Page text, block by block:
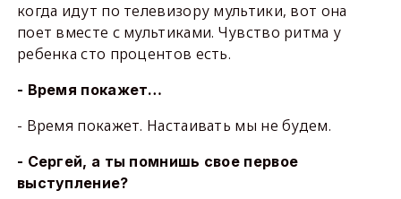
когда идут по телевизору мультики, вот она
поет вместе с мультиками. Чувство ритма у
ребенка сто процентов есть.
- Время покажет…
- Время покажет. Настаивать мы не будем.
- Сергей, а ты помнишь свое первое
выступление?